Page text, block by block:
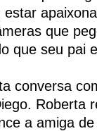
estar
que
que seu pai
conversa
Roberta
a amiga